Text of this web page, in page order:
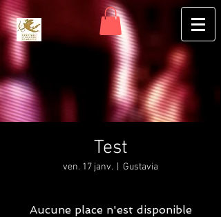
Test
ven. 17 janv. Gustavia
Aucune place n'est disponible